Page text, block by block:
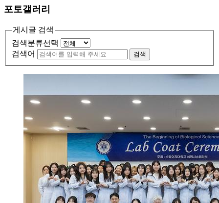
포토갤러리
게시글 검색
검색분류선택
검색어
검색